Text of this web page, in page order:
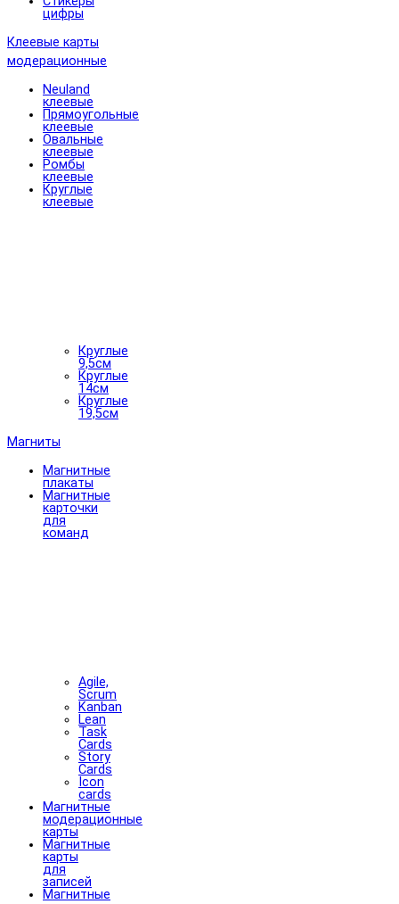
цифры
Клеевые карты
модерационные
Neuland
клеевые
Прямоугольные
клеевые
Овальные
клеевые
Ромбы
клеевые
Круглые
клеевые
Круглые
9,5см
Круглые
14см
Круглые
19,5см
Магниты
Магнитные
плакаты
Магнитные
карточки
для
команд
Agile,
Scrum
Kanban
Lean
Task
Cards
Story
Cards
Icon
cards
Магнитные
модерационные
карты
Магнитные
карты
для
записей
Магнитные